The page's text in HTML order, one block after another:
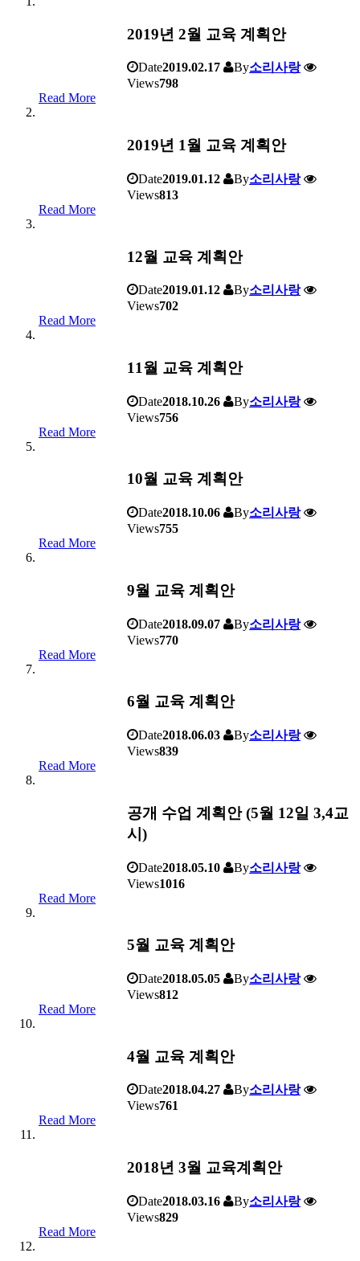
2019년 2월 교육 계획안
Date2019.02.17 By소리사랑
Views798
Read More
2019년 1월 교육 계획안
Date2019.01.12 By소리사랑
Views813
Read More
12월 교육 계획안
Date2019.01.12 By소리사랑
Views702
Read More
11월 교육 계획안
Date2018.10.26 By소리사랑
Views756
Read More
10월 교육 계획안
Date2018.10.06 By소리사랑
Views755
Read More
9월 교육 계획안
Date2018.09.07 By소리사랑
Views770
Read More
6월 교육 계획안
Date2018.06.03 By소리사랑
Views839
Read More
공개 수업 계획안 (5월 12일 3,4교
시)
Date2018.05.10 By소리사랑
Views1016
Read More
5월 교육 계획안
Date2018.05.05 By소리사랑
Views812
Read More
4월 교육 계획안
Date2018.04.27 By소리사랑
Views761
Read More
2018년 3월 교육계획안
Date2018.03.16 By소리사랑
Views829
Read More